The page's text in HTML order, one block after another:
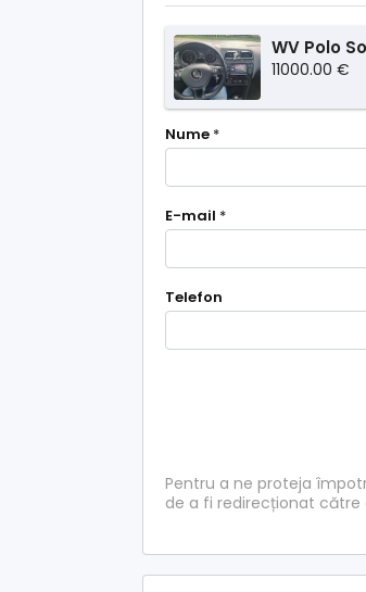
WV Polo
11000.00 €
Nume *
E-mail *
Telefon
Pentru a ne proteja
de a fi redirecționat către